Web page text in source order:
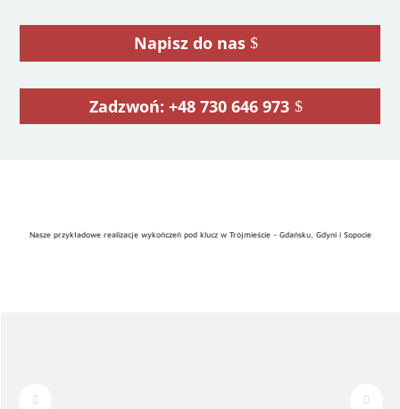
Napisz do nas
Zadzwoń: +48 730 646 973
Nasze przykładowe realizacje wykończeń pod klucz w Trójmieście - Gdańsku, Gdyni i Sopocie